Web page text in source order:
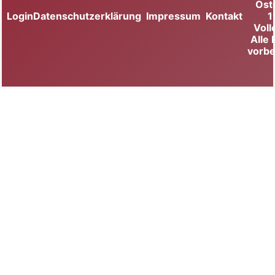
LoginDatenschutzerklärung Impressum Kontakt
Alle